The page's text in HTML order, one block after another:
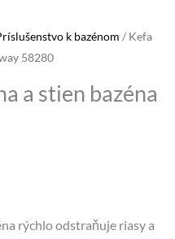
k bazénom / Kefa
58280
a stien bazéna
rýchlo odstraňuje riasy a